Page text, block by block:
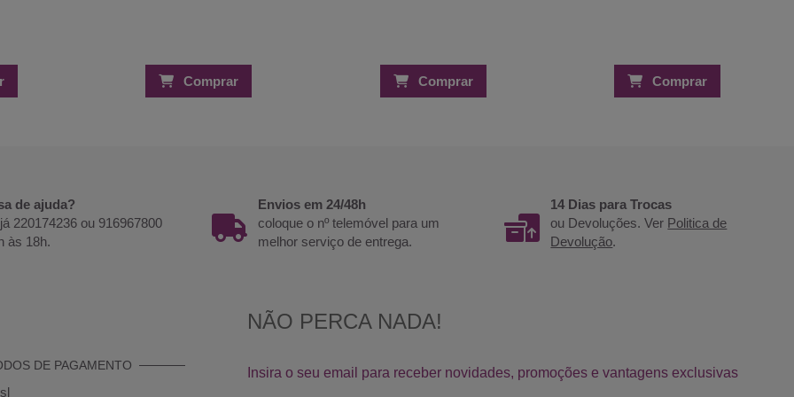
Comprar Comprar Comprar
de ajuda?
220174236 ou 916967800
às 18h.
Envios em 24/48h
coloque o nº telemóvel para um
melhor serviço de entrega.
14 Dias para Trocas
ou Devoluções. Ver Politica de
Devolução.
DE PAGAMENTO